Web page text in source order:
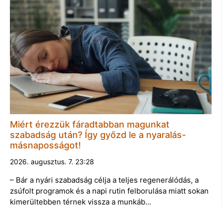
Miért érezzük fáradtabban magunkat
szabadság után? Így győzd le a nyaralás-
másnaposságot!
2026. augusztus. 7. 23:28
– Bár a nyári szabadság célja a teljes regenerálódás, a
zsúfolt programok és a napi rutin felborulása miatt sokan
kimerültebben térnek vissza a munkáb…